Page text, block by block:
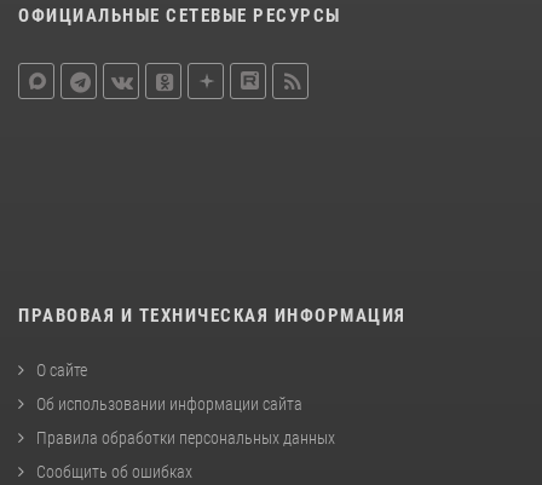
ОФИЦИАЛЬНЫЕ СЕТЕВЫЕ РЕСУРСЫ
ПРАВОВАЯ И ТЕХНИЧЕСКАЯ ИНФОРМАЦИЯ
О сайте
Об использовании информации сайта
Правила обработки персональных данных
Сообщить об ошибках